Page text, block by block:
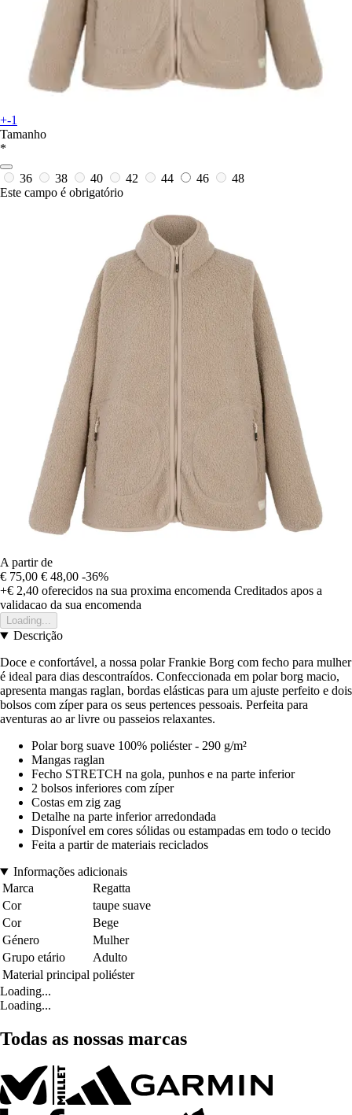
+-1
Tamanho
*
36 38 40 42 44 46
48
Este campo é obrigatório
A partir de
€ 75,00 € 48,00 -36%
+€ 2,40 oferecidos na sua proxima encomenda Creditados apos a
validacao da sua encomenda
Loading...
Descrição
Doce e confortável, a nossa polar Frankie Borg com fecho para mulher
é ideal para dias descontraídos. Confeccionada em polar borg macio,
apresenta mangas raglan, bordas elásticas para um ajuste perfeito e dois
bolsos com zíper para os seus pertences pessoais. Perfeita para
aventuras ao ar livre ou passeios relaxantes.
Polar borg suave 100% poliéster - 290 g/m²
Mangas raglan
Fecho STRETCH na gola, punhos e na parte inferior
2 bolsos inferiores com zíper
Costas em zig zag
Detalhe na parte inferior arredondada
Disponível em cores sólidas ou estampadas em todo o tecido
Feita a partir de materiais reciclados
Informações adicionais
Marca
Regatta
Cor
taupe suave
Cor
Bege
Género
Mulher
Grupo etário
Adulto
Material principal poliéster
Loading...
Loading...
Todas as nossas marcas